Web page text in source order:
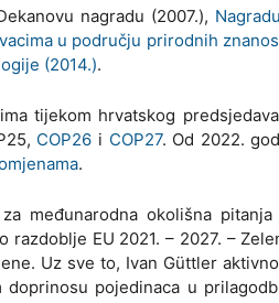
nagradu (2007.),
u području prirodnih
(2014.).
tijekom hrvatskog
COP26 i COP27. Od 2022.
.
međunarodna okolišna
EU 2021. – 2027. –
Uz sve to, Ivan Güttler
pojedinaca u